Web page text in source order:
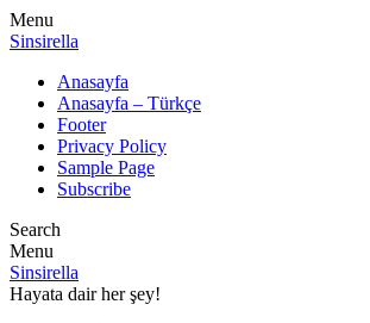
Menu
Sinsirella
Anasayfa
Anasayfa – Türkçe
Footer
Privacy Policy
Sample Page
Subscribe
Search
Menu
Sinsirella
Hayata dair her şey!